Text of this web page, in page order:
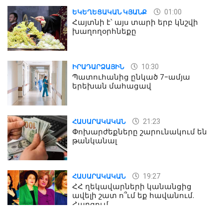
ԵԿԵՂԵՑԱԿԱՆ ԿՅԱՆՔ 01:00
Հայտնի է՝ այս տարի երբ կնշվի
խաղողօրհնեքը
ԻՐԱԴԱՐՁԱՅԻՆ 10:30
Պատուհանից ընկած 7-ամյա
երեխան մահացավ
ՀԱՍԱՐԱԿԱԿԱՆ 21:23
Փոխարժեքները շարունակում են
թանկանալ
ՀԱՍԱՐԱԿԱԿԱՆ 19:27
ՀՀ ղեկավարների կանանցից
ավելի շատ ո՞ւմ եք հավանում.
Հարցում